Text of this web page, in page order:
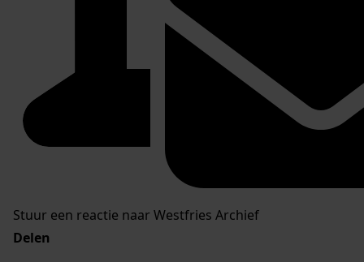
Stuur een reactie naar Westfries Archief
Delen